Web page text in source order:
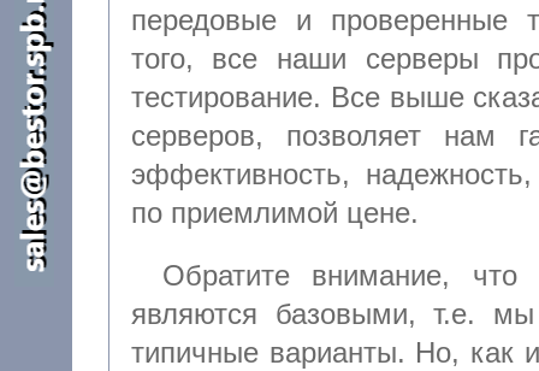
передовые и проверенные технологии, кроме
того, все наши серверы проходят тщательное предварительное
тестирование. Все выше
серверов, позволяет нам
эффективность,
по приемлимой цене.
Обратите внимание, что
являются базовыми, т.е. мы
типичные варианты. Но, как известно, сколько клиентов, столько и